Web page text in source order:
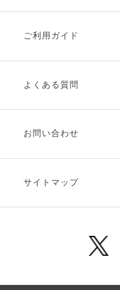
ご利用ガイド
ご利用ガイドトップ
お支払方法
キャンセル・返品・交換
よくある質問
お問い合わせ
サイトマップ